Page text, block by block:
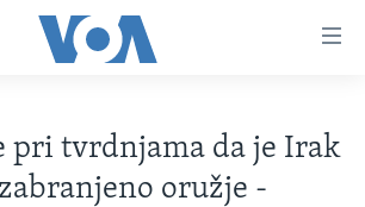
pri tvrdnjama da je Irak
oružje -